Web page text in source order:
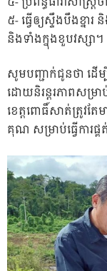
៥- ធ្វើឲ្យស្ទឹងបឹងខ្នា
និងទាំងក្នុងខួបវស្សា។
សូមបញ្ជាក់ជូនថា ដើ
ដោយនិរន្តរភាពសម្រ
ខេត្តពោធិ៍សាត់ត្រូវត
គុណ សម្រាប់ធ្វើការផ្គ